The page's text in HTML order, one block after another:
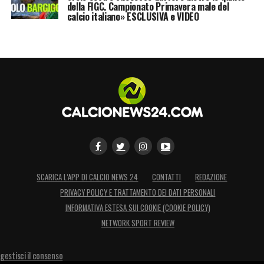
del Napoli ai prossimi mesi.
della FIGC. Campionato Primavera male del
calcio italiano» ESCLUSIVA e VIDEO
SCARICA L’APP DI CALCIO NEWS 24 CONTATTI
REDAZIONE
PRIVACY POLICY E TRATTAMENTO DEI DATI PERSONALI
INFORMATIVA ESTESA SUI COOKIE (COOKIE POLICY)
NETWORK SPORT REVIEW
gestisci il consenso